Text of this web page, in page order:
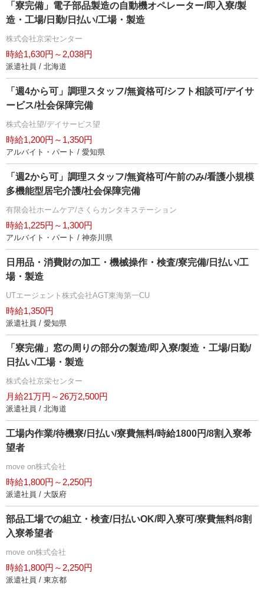
「寮完備」電子部品製造の自動機オペレーター/即入寮/製
造・工場/日勤/日払い/工場・製造
株式会社京栄センター
時給1,630円～2,038円
派遣社員 / 北海道
「週4から可」調理スタッフ/無資格可/シフト相談可/デイサ
ービス/社会保障完備
株式会社望/デイサービス望
時給1,200円～1,350円
アルバイト・パート / 愛知県
「週2から可」調理スタッフ/無資格可/午前のみ/看護小規模
多機能型居宅介護/社会保障完備
有限会社ホームケア/さくらカンタキステーション
時給1,225円～1,300円
アルバイト・パート / 神奈川県
日用品・消費財の加工・機械操作・検査/寮完備/日払い/工
場・製造
UTエージェント株式会社AGT東海第一CU
時給1,350円
派遣社員 / 愛知県
「寮完備」窓の周りの部分の製造/即入寮/製造・工場/日勤/
日払い/工場・製造
株式会社京栄センター
月給21万円～26万2,500円
派遣社員 / 北海道
工場内作業/待機寮/日払い/寮費無料/時給1800円/8割入寮希
望者
move on株式会社
時給1,800円～2,250円
派遣社員 / 大阪府
部品工場での組立・検査/日払いOK/即入寮可/寮費無料/8割
入寮希望者
move on株式会社
時給1,800円～2,250円
派遣社員 / 東京都